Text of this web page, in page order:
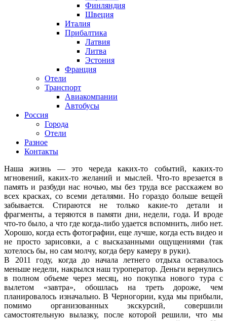
Финляндия
Швеция
Италия
Прибалтика
Латвия
Литва
Эстония
Франция
Отели
Транспорт
Авиакомпании
Автобусы
Россия
Города
Отели
Разное
Контакты
Наша жизнь — это череда каких-то событий, каких-то
мгновений, каких-то желаний и мыслей. Что-то врезается в
память и разбуди нас ночью, мы без труда все расскажем во
всех красках, со всеми деталями. Но гораздо больше вещей
забывается. Стираются не только какие-то детали и
фрагменты, а теряются в памяти дни, недели, года. И вроде
что-то было, а что где когда-либо удается вспомнить, либо нет.
Хорошо, когда есть фотографии, еще лучше, когда есть видео и
не просто зарисовки, а с высказанными ощущениями (так
хотелось бы, но сам молчу, когда беру камеру в руки).
В 2011 году, когда до начала летнего отдыха оставалось
меньше недели, накрылся наш туроператор. Деньги вернулись
в полном объеме через месяц, но покупка нового тура с
вылетом «завтра», обошлась на треть дороже, чем
планировалось изначально. В Черногории, куда мы прибыли,
помимо организованных экскурсий, совершили
самостоятельную вылазку, после которой решили, что мы